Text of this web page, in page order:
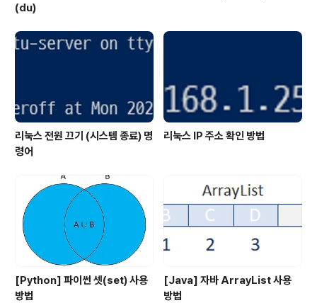
(du)
리눅스 전원 끄기 (시스템 종료) 명
령어
리눅스 IP 주소 확인 방법
[Python] 파이썬 셋(set) 사용
방법
[Java] 자바 ArrayList 사용
방법